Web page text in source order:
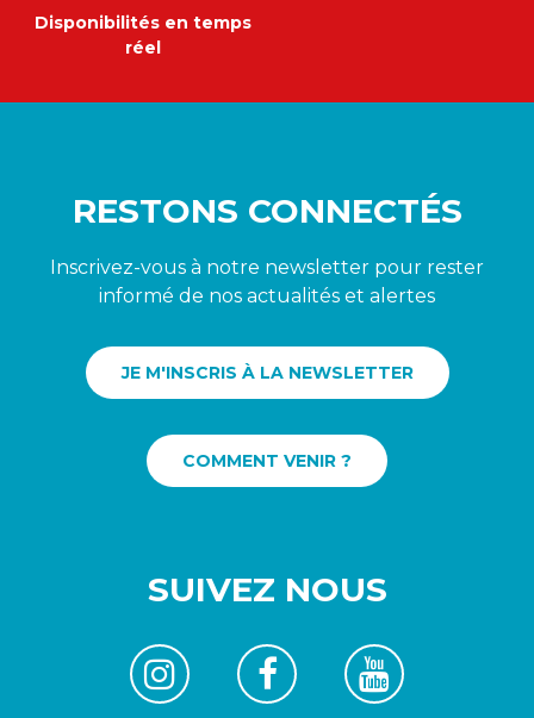
Disponibilités en temps
réel
RESTONS CONNECTÉS
Inscrivez-vous à notre newsletter pour rester
informé de nos actualités et alertes
JE M'INSCRIS À LA NEWSLETTER
COMMENT VENIR ?
SUIVEZ NOUS